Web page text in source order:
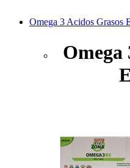
Omega 3 Acidos Grasos
Omega